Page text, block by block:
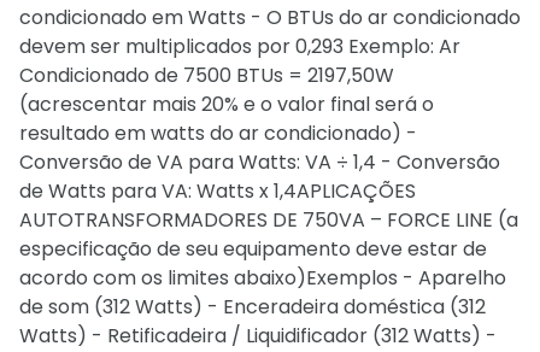
condicionado em Watts - O BTUs do ar condicionado
devem ser multiplicados por 0,293 Exemplo: Ar
Condicionado de 7500 BTUs = 2197,50W
(acrescentar mais 20% e o valor final será o
resultado em watts do ar condicionado) -
Conversão de VA para Watts: VA ÷ 1,4 - Conversão
de Watts para VA: Watts x 1,4APLICAÇÕES
AUTOTRANSFORMADORES DE 750VA – FORCE LINE (a
especificação de seu equipamento deve estar de
acordo com os limites abaixo)Exemplos - Aparelho
de som (312 Watts) - Enceradeira doméstica (312
Watts) - Retificadeira / Liquidificador (312 Watts) -